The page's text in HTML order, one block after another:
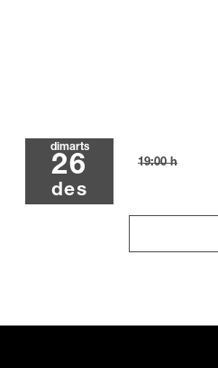
dimarts
26
des
19:00 h